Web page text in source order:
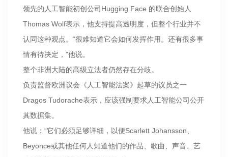
领先的人工智能初创公司Hugging Face 的联合创始人
Thomas Wolf表示，他支持提高透明度，但整个行业并不
认同这种观点。“很难知道它会如何发挥作用。还有很多事
情有待决定，”他说。
整个非洲大陆的高级立法者仍然存在分歧。
负责监督欧洲议会《人工智能法案》起草的议员之一
Dragos Tudorache表示，应该强制要求人工智能公司公开
其数据集。
他说：“它们必须足够详细，以便Scarlett Johansson、
Beyonce或其他任何人知道他们的作品、歌曲、声音、艺